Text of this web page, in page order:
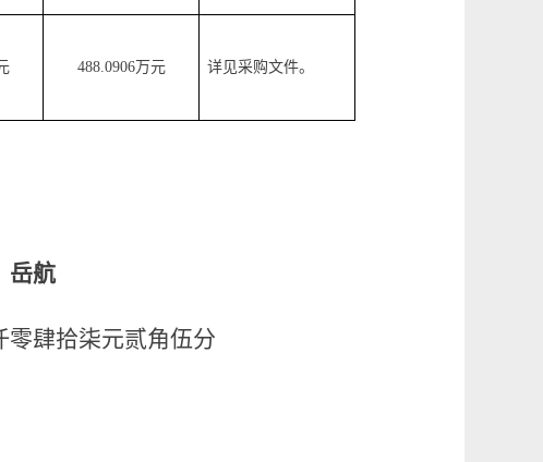
488.0906万元 详见采购文件。
岳航
零肆拾柒元贰角伍分